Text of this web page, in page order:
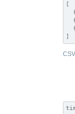
[
]